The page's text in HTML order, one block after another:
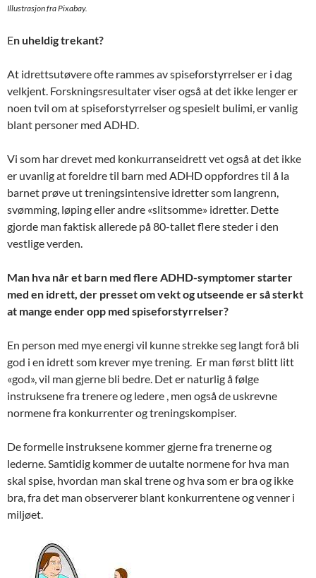
Illustrasjon fra Pixabay.
En uheldig trekant?
At idrettsutøvere ofte rammes av spiseforstyrrelser er i dag
velkjent. Forskningsresultater viser også at det ikke lenger er
noen tvil om at spiseforstyrrelser og spesielt bulimi, er vanlig
blant personer med ADHD.
Vi som har drevet med konkurranseidrett vet også at det ikke
er uvanlig at foreldre til barn med ADHD oppfordres til å la
barnet prøve ut treningsintensive idretter som langrenn,
svømming, løping eller andre «slitsomme» idretter. Dette
gjorde man faktisk allerede på 80-tallet flere steder i den
vestlige verden.
Man hva når et barn med flere ADHD-symptomer starter
med en idrett, der presset om vekt og utseende er så sterkt
at mange ender opp med spiseforstyrrelser?
En person med mye energi vil kunne strekke seg langt forå bli
god i en idrett som krever mye trening. Er man først blitt litt
«god», vil man gjerne bli bedre. Det er naturlig å følge
instruksene fra trenere og ledere , men også de uskrevne
normene fra konkurrenter og treningskompiser.
De formelle instruksene kommer gjerne fra trenerne og
lederne. Samtidig kommer de uutalte normene for hva man
skal spise, hvordan man skal trene og hva som er bra og ikke
bra, fra det man observerer blant konkurrentene og venner i
miljøet.